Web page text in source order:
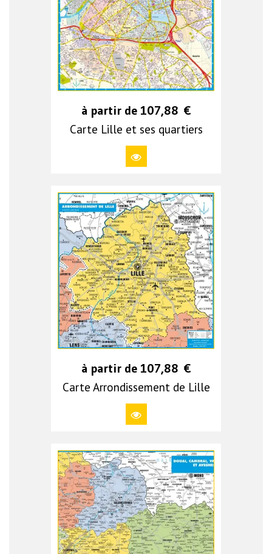
à partir de 107,88 €
Carte Lille et ses quartiers
à partir de 107,88 €
Carte Arrondissement de Lille